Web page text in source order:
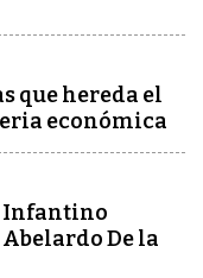
que hereda el
económica
Infantino
De la